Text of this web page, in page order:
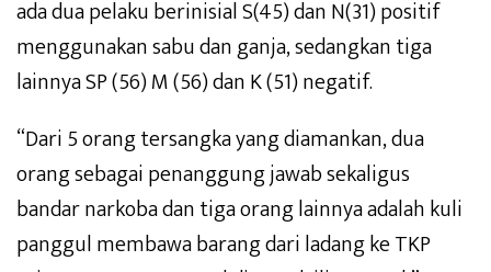
ada dua pelaku berinisial S(45) dan N(31) positif
menggunakan sabu dan ganja, sedangkan tiga
lainnya SP (56) M (56) dan K (51) negatif.
“Dari 5 orang tersangka yang diamankan, dua
orang sebagai penanggung jawab sekaligus
bandar narkoba dan tiga orang lainnya adalah kuli
panggul membawa barang dari ladang ke TKP